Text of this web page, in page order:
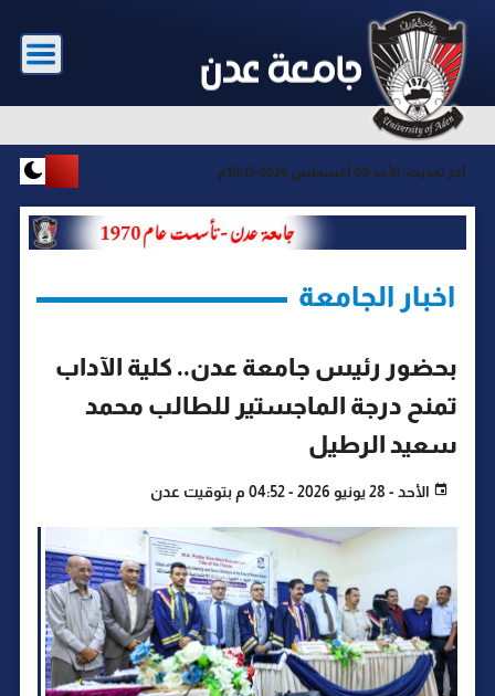
آخر تحديث : الأحد-09 أغسطس 2026-10:15م
اخبار الجامعة
بحضور رئيس جامعة عدن.. كلية الآداب
تمنح درجة الماجستير للطالب محمد
سعيد الرطيل
الأحد - 28 يونيو 2026 - 04:52 م بتوقيت عدن